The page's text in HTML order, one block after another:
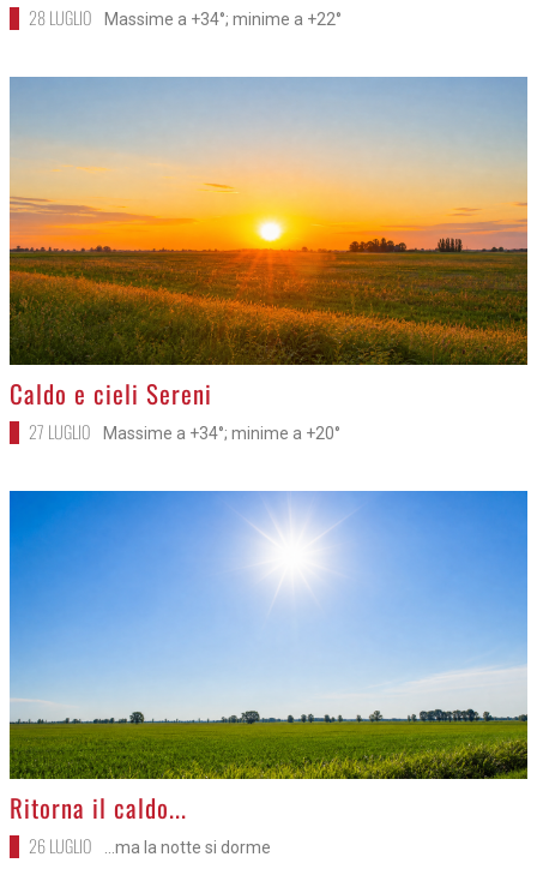
28 LUGLIO Massime a +34°; minime a +22°
>
Caldo e cieli Sereni
27 LUGLIO Massime a +34°; minime a +20°
>
Ritorna il caldo...
26 LUGLIO ...ma la notte si dorme